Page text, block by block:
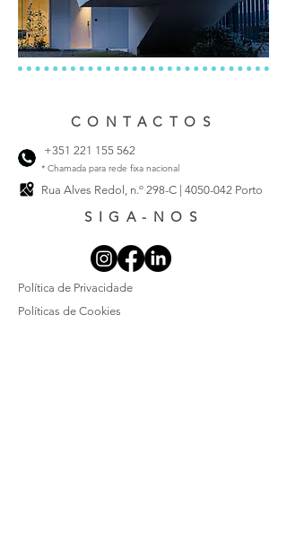
CONTACTOS
+351 221 155 562
* Chamada para rede fixa nacional
Rua Alves Redol, n.º 298-C | 4050-042 Porto
SIGA-NOS
Política de Privacidade
Políticas de Cookies